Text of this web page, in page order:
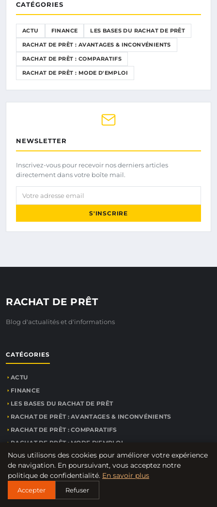
CATÉGORIES
ACTU FINANCE LES BASES DU RACHAT DE PRÊT
RACHAT DE PRÊT : AVANTAGES & INCONVÉNIENTS
RACHAT DE PRÊT : COMPARATIFS
RACHAT DE PRÊT : MODE D'EMPLOI
NEWSLETTER
Inscrivez-vous pour recevoir nos derniers articles
directement dans votre boîte mail.
Votre adresse email
S'INSCRIRE
RACHAT DE PRÊT
Blog d'actualités et d'informations
CATÉGORIES
ACTU
FINANCE
LES BASES DU RACHAT DE PRÊT
RACHAT DE PRÊT : AVANTAGES & INCONVÉNIENTS
RACHAT DE PRÊT : COMPARATIFS
RACHAT DE PRÊT : MODE D'EMPLOI
LIENS UTILES
CONTACT
Nous utilisons des cookies pour améliorer votre expérience
de navigation. En poursuivant, vous acceptez notre
politique de confidentialité. En savoir plus
Accepter Refuser